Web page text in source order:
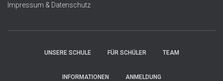
Impressum & Datenschutz
UNSERE SCHULE FÜR SCHÜLER TEAM
INFORMATIONEN ANMELDUNG